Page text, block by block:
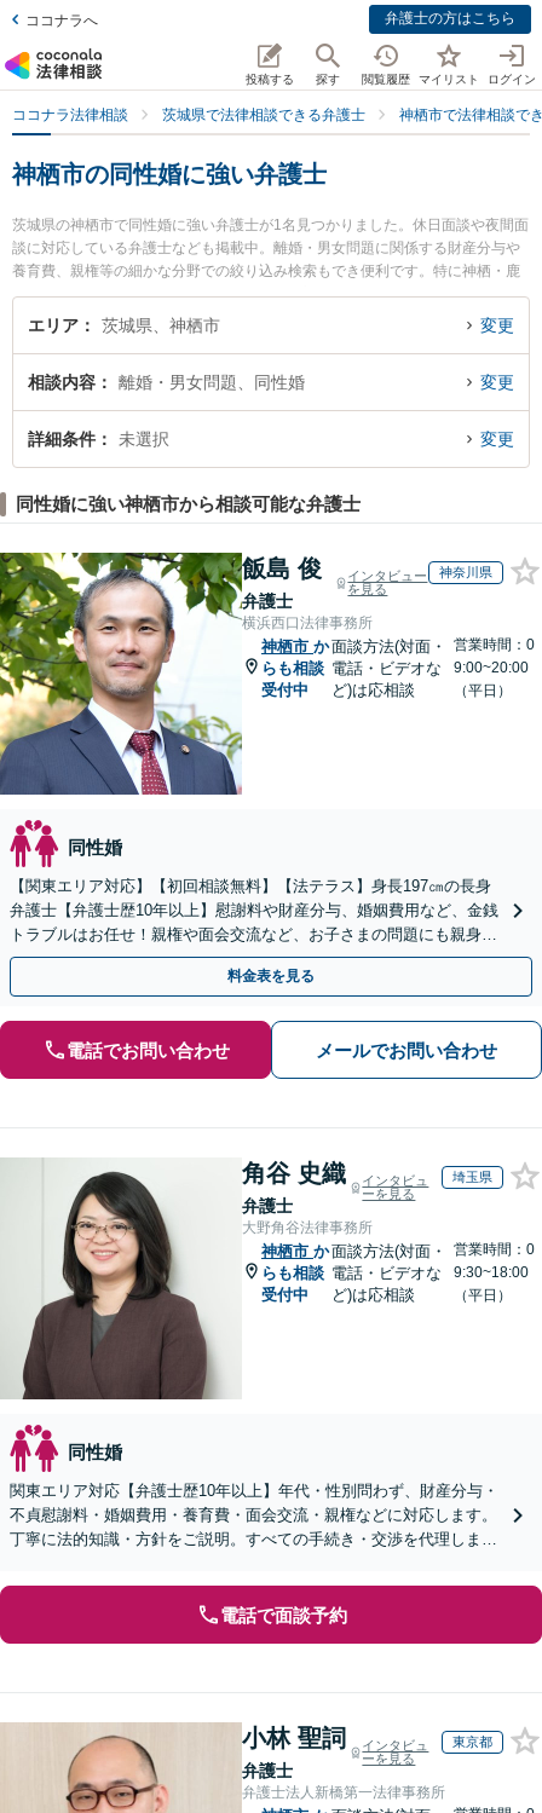
ココナラへ 弁護士の方はこちら
投稿する 探す 閲覧履歴 マイリスト ログイン
ココナラ法律相談 茨城県で法律相談できる弁護士 神栖市で法律相談で
神栖市の同性婚に強い弁護士
茨城県の神栖市で同性婚に強い弁護士が1名見つかりました。休日面談や夜間面
談に対応している弁護士なども掲載中。離婚・男女問題に関係する財産分与や
養育費、親権等の細かな分野での絞り込み検索もでき便利です。特に神栖・鹿
島セントラル法律事務所の瀧 智英弁護士のプロフィール情報や弁護士費用、強
みなどが注目されています。『神栖市で土日や夜間に発生した同性婚のトラブ
弁護士に相談予約したい』などでお困りの相談者さんにおすすめです。
エリア 茨城県、神栖市 変更
相談内容 離婚・男女問題、同性婚 変更
詳細条件 未選択 変更
同性婚に強い神栖市から相談可能な弁護士
飯島 俊
弁護士
インタビュー
を見る
神奈川県
横浜西口法律事務所
神栖市 か
らも相談
受付中
面談方法(対面・
電話・ビデオな
ど)は応相談
営業時間：0
9:00~20:00
（平日）
同性婚
【関東エリア対応】【初回相談無料】【法テラス】身長197㎝の長身
弁護士【弁護士歴10年以上】慰謝料や財産分与、婚姻費用など、金銭
トラブルはお任せ！親権や面会交流など、お子さまの問題にも親身に
対応【夜間・休日面談】【子連れ相談】【電話相談】
料金表を見る
電話でお問い合わせ メールでお問い合わせ
角谷 史織
弁護士
インタビュ
ーを見る
埼玉県
大野角谷法律事務所
神栖市 か
らも相談
受付中
面談方法(対面・
電話・ビデオな
ど)は応相談
営業時間：0
9:30~18:00
（平日）
同性婚
関東エリア対応【弁護士歴10年以上】年代・性別問わず、財産分与・
不貞慰謝料・婚姻費用・養育費・面会交流・親権などに対応します。
丁寧に法的知識・方針をご説明。すべての手続き・交渉を代理します
電話で面談予約
小林 聖詞
弁護士
インタビュ
ーを見る
東京都
弁護士法人新橋第一法律事務所